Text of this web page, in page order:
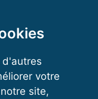
d'autres
votre
site,